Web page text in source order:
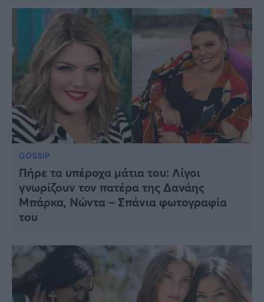
GOSSIP
Πήρε τα υπέροχα μάτια του: Λίγοι
γνωρίζουν τον πατέρα της Δανάης
Μπάρκα, Νώντα – Σπάνια φωτογραφία
του